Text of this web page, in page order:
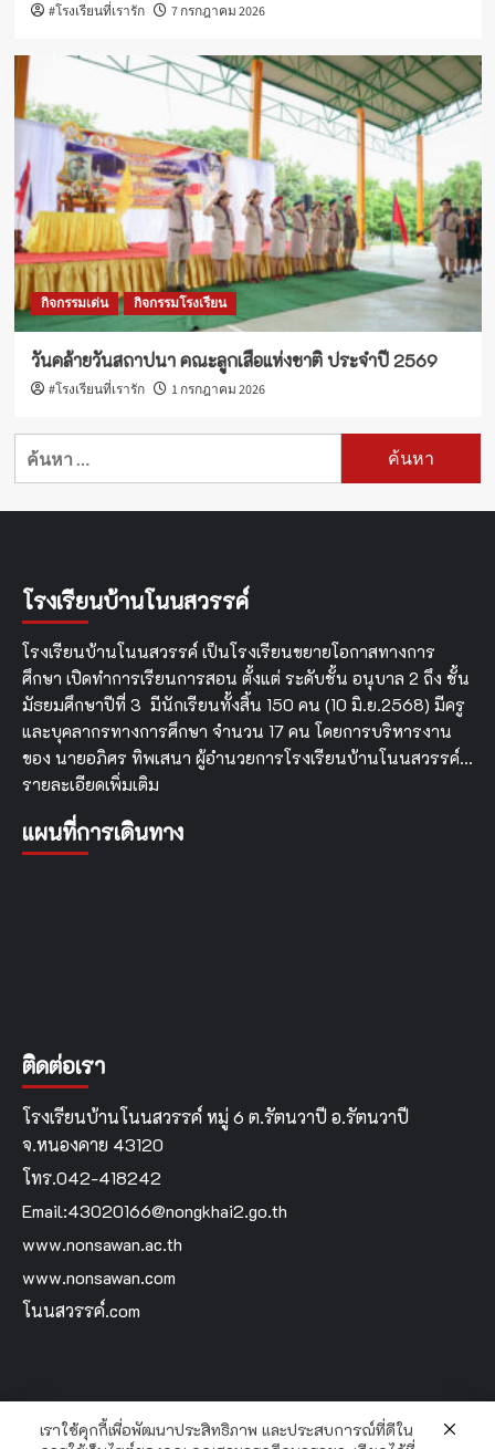
#โรงเรียนที่เรารัก 7 กรกฎาคม 2026
กิจกรรมเด่น กิจกรรมโรงเรียน
วันคล้ายวันสถาปนา คณะลูกเสือแห่งชาติ ประจำปี 2569
#โรงเรียนที่เรารัก 1 กรกฎาคม 2026
ค้นหา
สำหรับ:
โรงเรียนบ้านโนนสวรรค์
โรงเรียนบ้านโนนสวรรค์ เป็นโรงเรียนขยายโอกาสทางการ
ศึกษา เปิดทำการเรียนการสอน ตั้งแต่ ระดับชั้น อนุบาล 2 ถึง ชั้น
มัธยมศึกษาปีที่ 3 มีนักเรียนทั้งสิ้น 150 คน (10 มิ.ย.2568) มีครู
และบุคลากรทางการศึกษา จำนวน 17 คน โดยการบริหารงาน
ของ นายอภิศร ทิพเสนา ผู้อำนวยการโรงเรียนบ้านโนนสวรรค์…
รายละเอียดเพิ่มเติม
แผนที่การเดินทาง
ติดต่อเรา
โรงเรียนบ้านโนนสวรรค์ หมู่ 6 ต.รัตนวาปี อ.รัตนวาปี
จ.หนองคาย 43120
โทร.042-418242
Email:43020166@nongkhai2.go.th
www.nonsawan.ac.th
www.nonsawan.com
โนนสวรรค์.com
Home
เราใช้คุกกี้เพื่อพัฒนาประสิทธิภาพ และประสบการณ์ที่ดีใน